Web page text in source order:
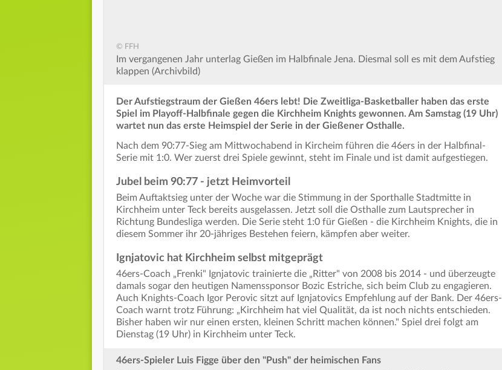
© FFH
Im vergangenen Jahr unterlag Gießen im Halbfinale Jena. Diesmal soll es mit dem Aufstieg
klappen (Archivbild)
Der Aufstiegstraum der Gießen 46ers lebt! Die Zweitliga-Basketballer haben das erste
Spiel im Playoff-Halbfinale gegen die Kirchheim Knights gewonnen. Am Samstag (19 Uhr)
wartet nun das erste Heimspiel der Serie in der Gießener Osthalle.
Nach dem 90:77-Sieg am Mittwochabend in Kircheim führen die 46ers in der Halbfinal-
Serie mit 1:0. Wer zuerst drei Spiele gewinnt, steht im Finale und ist damit aufgestiegen.
Jubel beim 90:77 - jetzt Heimvorteil
Beim Auftaktsieg unter der Woche war die Stimmung in der Sporthalle Stadtmitte in
Kirchheim unter Teck bereits ausgelassen. Jetzt soll die Osthalle zum Lautsprecher in
Richtung Bundesliga werden. Die Serie steht 1:0 für Gießen - die Kirchheim Knights, die in
diesem Sommer ihr 20-jähriges Bestehen feiern, kämpfen aber weiter.
Ignjatovic hat Kirchheim selbst mitgeprägt
46ers-Coach „Frenki" Ignjatovic trainierte die „Ritter" von 2008 bis 2014 - und überzeugte
damals sogar den heutigen Namenssponsor Bozic Estriche, sich beim Club zu engagieren.
Auch Knights-Coach Igor Perovic sitzt auf Ignjatovics Empfehlung auf der Bank. Der 46ers-
Coach warnt trotz Führung: „Kirchheim hat viel Qualität, da ist noch nichts entschieden.
Bisher haben wir nur einen ersten, kleinen Schritt machen können." Spiel drei folgt am
Dienstag (19 Uhr) in Kirchheim unter Teck.
46ers-Spieler Luis Figge über den "Push" der heimischen Fans